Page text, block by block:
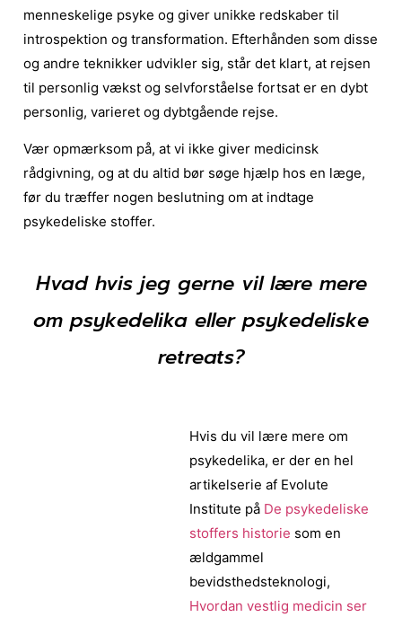
menneskelige psyke og giver unikke redskaber til
introspektion og transformation. Efterhånden som disse
og andre teknikker udvikler sig, står det klart, at rejsen
til personlig vækst og selvforståelse fortsat er en dybt
personlig, varieret og dybtgående rejse.
Vær opmærksom på, at vi ikke giver medicinsk
rådgivning, og at du altid bør søge hjælp hos en læge,
før du træffer nogen beslutning om at indtage
psykedeliske stoffer.
Hvad hvis jeg gerne vil lære mere
om psykedelika eller psykedeliske
retreats?
Hvis du vil lære mere om
psykedelika, er der en hel
artikelserie af Evolute
Institute på De psykedeliske
stoffers historie som en
ældgammel
bevidsthedsteknologi,
Hvordan vestlig medicin ser